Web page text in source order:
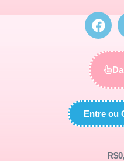
Entre ou
R$